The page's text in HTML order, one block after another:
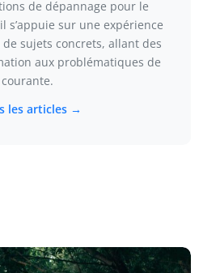
de dépannage pour le
s’appuie sur une expérience
sujets concrets, allant des
aux problématiques de
les articles →